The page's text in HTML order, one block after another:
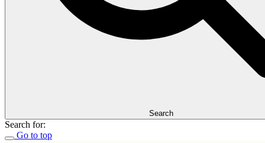
Search
Search for:
Go to top